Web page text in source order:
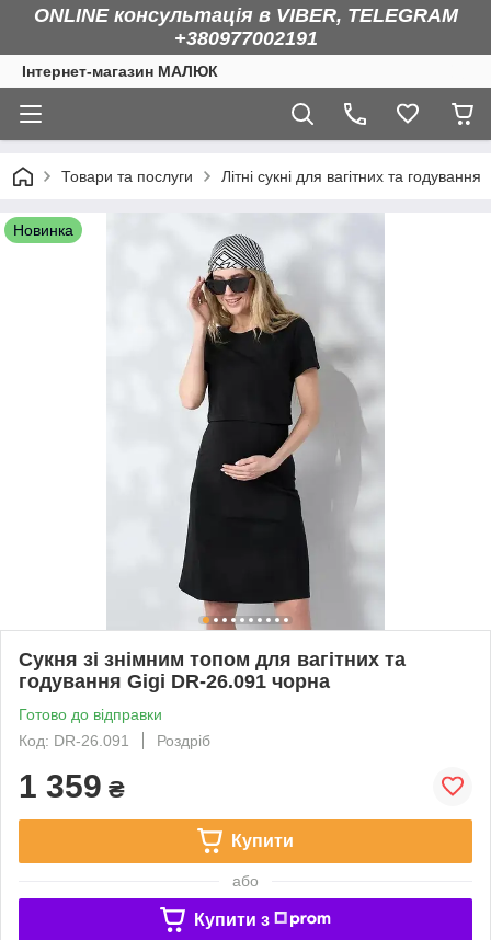
ONLINE консультація в VIBER, TELEGRAM
+380977002191
Інтернет-магазин МАЛЮК
Товари та послуги Літні сукні для вагітних та годування
Новинка
Сукня зі знімним топом для вагітних та
годування Gigi DR-26.091 чорна
Готово до відправки
Код: DR-26.091
Роздріб
1 359 ₴
Купити
або
Купити з